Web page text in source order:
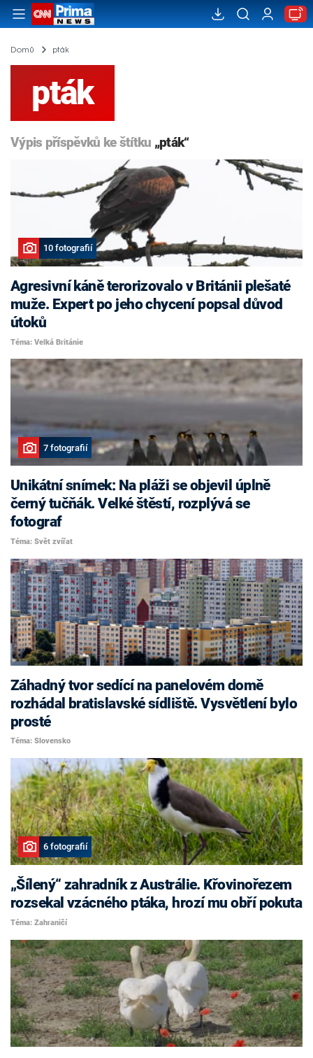
Domů pták
pták
Výpis příspěvků ke štítku „pták“
10 fotografií
Agresivní káně terorizovalo v Británii plešaté
muže. Expert po jeho chycení popsal důvod
útoků
Téma: Velká Británie
7 fotografií
Unikátní snímek: Na pláži se objevil úplně
černý tučňák. Velké štěstí, rozplývá se
fotograf
Téma: Svět zvířat
Záhadný tvor sedící na panelovém domě
rozhádal bratislavské sídliště. Vysvětlení bylo
prosté
Téma: Slovensko
6 fotografií
„Šílený“ zahradník z Austrálie. Křovinořezem
rozsekal vzácného ptáka, hrozí mu obří pokuta
Téma: Zahraničí